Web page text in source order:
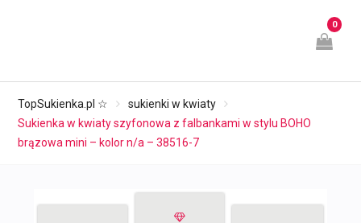
0
TopSukienka.pl ☆
sukienki w kwiaty
Sukienka w kwiaty szyfonowa z falbankami w stylu BOHO
brązowa mini – kolor n/a – 38516-7